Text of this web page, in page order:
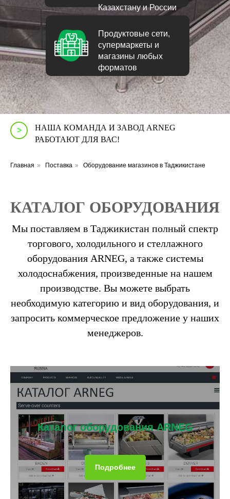
Казахстану и России
Продуктовые сети,
супермаркеты и
магазины любых
форматов
>
НАША КОМАНДА И ЗАВОД ARNEG
РАБОТАЮТ ДЛЯ ВАС!
Главная » Поставка » Оборудование магазинов в Таджикистане
КАТАЛОГ ОБОРУДОВАНИЯ
Мы поставляем в Таджикистан полный спектр
торгового, холодильного и стеллажного
оборудования ARNEG, а также системы
холодоснабжения, произведенные на нашем
производстве. Вы можете выбрать
необходимую категорию и вид оборудования, и
запросить коммерческое предложение у наших
менеджеров.
Каталог оборудования ARNEG
Подробнее